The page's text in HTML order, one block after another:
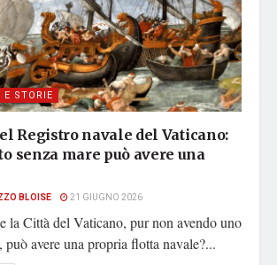
E STORIE
Registro navale del Vaticano:
senza mare può avere una
BLOISE 21 GIUGNO 2026
la Città del Vaticano, pur non avendo uno
può avere una propria flotta navale?...